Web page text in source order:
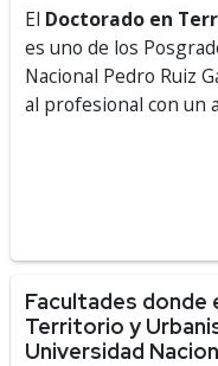
El Doctorado en
es uno de los
Nacional Pedro Ruiz
al profesional con un
Facultades
Territorio y
Universidad